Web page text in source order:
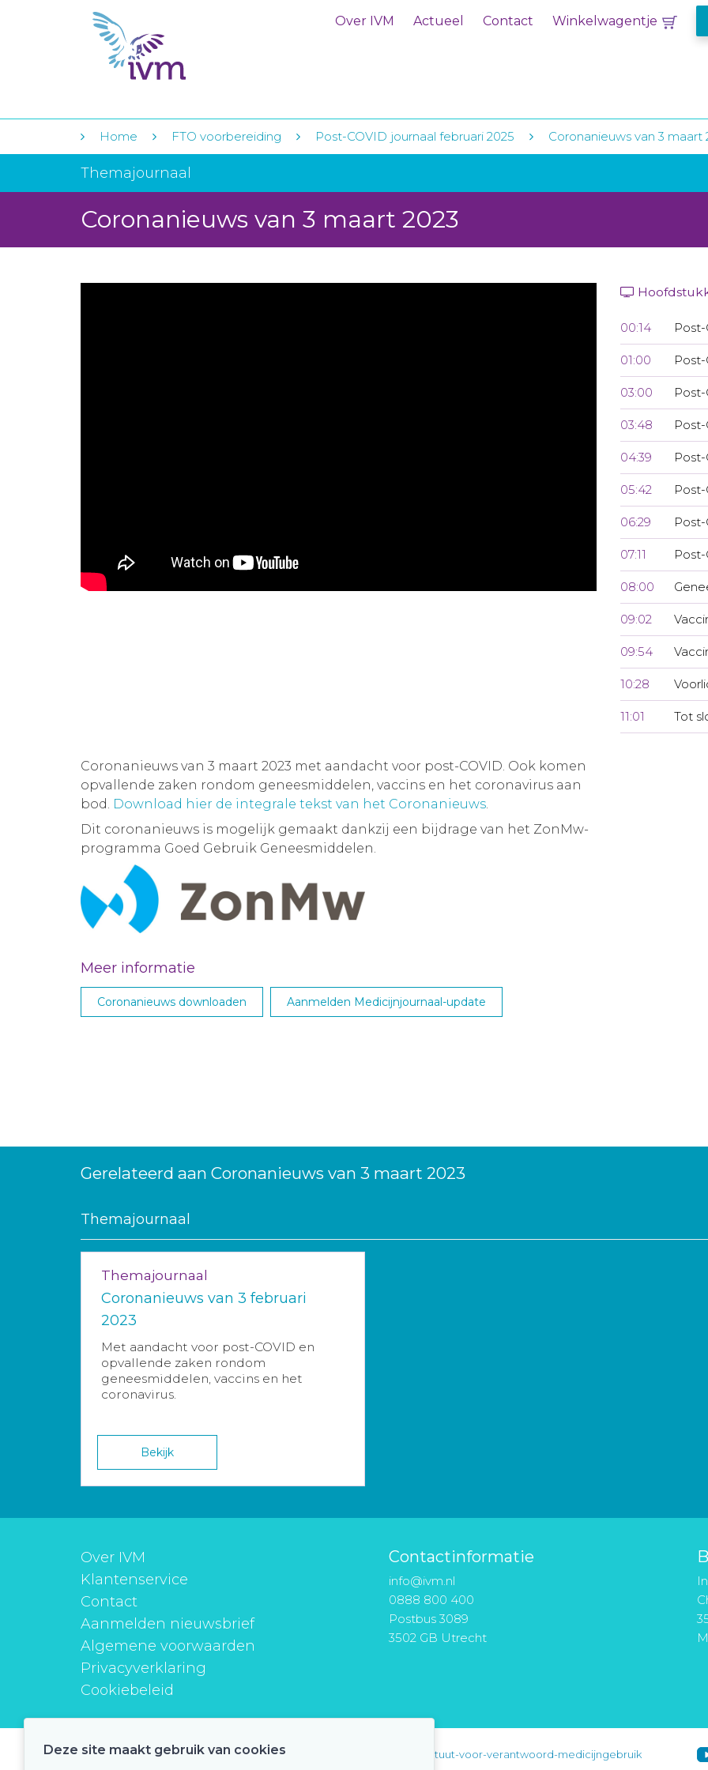
Over IVM Actueel Contact Winkelwagentje
Home FTO voorbereiding Post-COVID journaal februari 2025 Coronanieuws van 3 maart
Themajournaal
Coronanieuws van 3 maart 2023
00:14
01:00
03:00
03:48
04:39
05:42
06:29
07:11
08:00
09:02
09:54
10:28
11:01 Tot
Coronanieuws van 3 maart 2023 met aandacht voor post-COVID. Ook komen
opvallende zaken rondom geneesmiddelen, vaccins en het coronavirus aan
bod. Download hier de integrale tekst van het Coronanieuws.
Dit coronanieuws is mogelijk gemaakt dankzij een bijdrage van het ZonMw-
programma Goed Gebruik Geneesmiddelen.
Meer informatie
Coronanieuws downloaden Aanmelden Medicijnjournaal-update
Gerelateerd aan Coronanieuws van 3 maart 2023
Themajournaal
Themajournaal
Coronanieuws van 3 februari
2023
Met aandacht voor post-COVID en
opvallende zaken rondom
geneesmiddelen, vaccins en het
coronavirus.
Bekijk
Over IVM
Klantenservice
Contact
Aanmelden nieuwsbrief
Algemene voorwaarden
Privacyverklaring
Cookiebeleid
Contactinformatie
info@ivm.nl
0888 800 400
Postbus 3089
3502 GB Utrecht
instituutverantwoordmedicijngebruik instituut-voor-verantwoord-medicijngebruik
Deze site maakt gebruik van cookies